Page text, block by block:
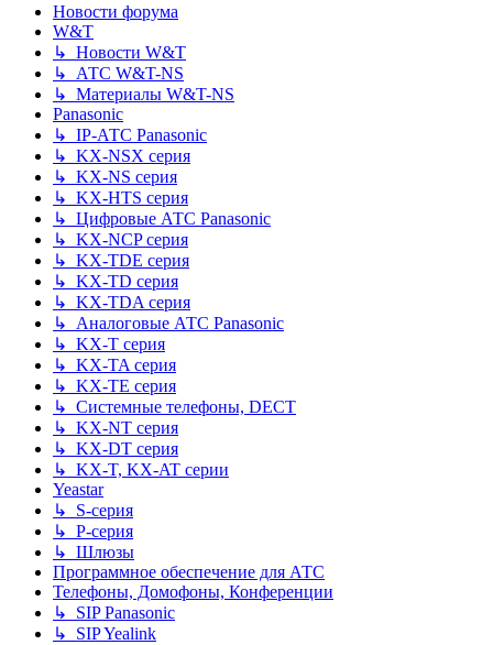
Новости форума
W&T
↳ Новости W&T
↳ АТС W&T-NS
↳ Материалы W&T-NS
Panasonic
↳ IP-АТС Panasonic
↳ KX-NSX серия
↳ KX-NS серия
↳ KX-HTS серия
↳ Цифровые АТС Panasonic
↳ KX-NCP серия
↳ KX-TDE серия
↳ KX-TD серия
↳ KX-TDA серия
↳ Аналоговые АТС Panasonic
↳ KX-T серия
↳ KX-TA серия
↳ KX-TE серия
↳ Системные телефоны, DECT
↳ KX-NT серия
↳ KX-DT серия
↳ KX-T, KX-AT серии
Yeastar
↳ S-серия
↳ P-серия
↳ Шлюзы
Программное обеспечение для АТС
Телефоны, Домофоны, Конференции
↳ SIP Panasonic
↳ SIP Yealink